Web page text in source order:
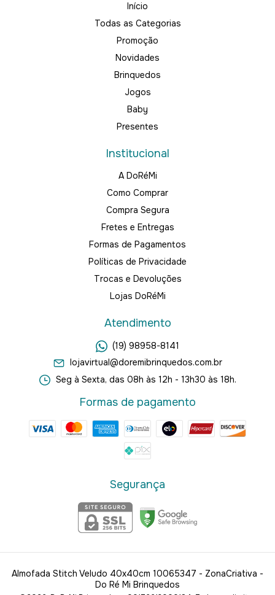
Início
Todas as Categorias
Promoção
Novidades
Brinquedos
Jogos
Baby
Presentes
Institucional
A DoRéMi
Como Comprar
Compra Segura
Fretes e Entregas
Formas de Pagamentos
Políticas de Privacidade
Trocas e Devoluções
Lojas DoRéMi
Atendimento
(19) 98958-8141
lojavirtual@doremibrinquedos.com.br
Seg à Sexta, das 08h às 12h - 13h30 às 18h.
Formas de pagamento
Segurança
Almofada Stitch Veludo 40x40cm 10065347 - ZonaCriativa -
Do Ré Mi Brinquedos